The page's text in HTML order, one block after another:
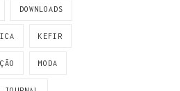
DOWNLOADS
KEFIR
MODA